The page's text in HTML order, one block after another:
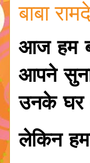
बाबा
आज हम
आपने
उनके घर
लेकिन